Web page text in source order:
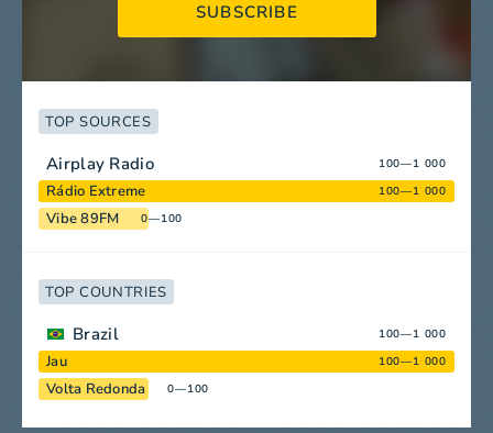
SUBSCRIBE
TOP SOURCES
Airplay Radio 100—1 000
Rádio Extreme 100—1 000
Vibe 89FM 0—100
TOP COUNTRIES
Brazil 100—1 000
Jau 100—1 000
Volta Redonda 0—100